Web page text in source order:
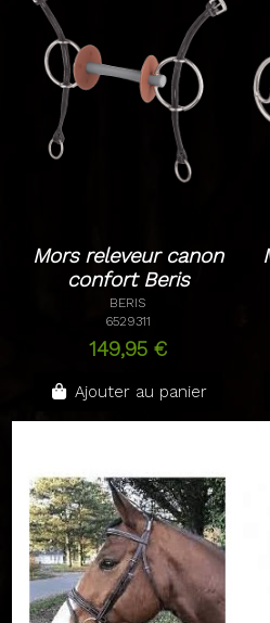
Mors releveur canon
confort Beris
BERIS
6529311
149,95 €
Ajouter au panier